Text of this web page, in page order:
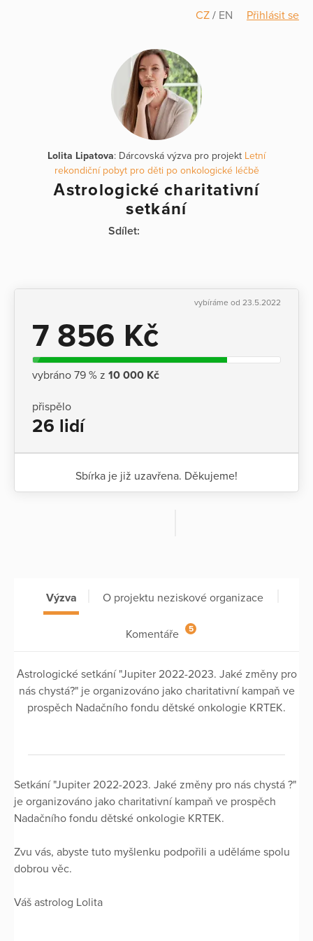
CZ / EN Přihlásit se
Lolita Lipatova: Dárcovská výzva pro projekt Letní
rekondiční pobyt pro děti po onkologické léčbě
Аstrologické charitativní
setkání
Sdílet:
vybíráme od 23.5.2022
7 856 Kč
vybráno 79 % z 10 000 Kč
přispělo
26 lidí
Sbírka je již uzavřena. Děkujeme!
Výzva O projektu neziskové organizace
Komentáře 5
Аstrologické setkání "Jupiter 2022-2023. Jaké změny pro
nás chystá?" je organizováno jako charitativní kampaň ve
prospěch Nadačního fondu dětské onkologie KRTEK.
Setkání "Jupiter 2022-2023. Jaké změny pro nás chystá ?"
je organizováno jako charitativní kampaň ve prospěch
Nadačního fondu dětské onkologie KRTEK.
Zvu vás, abyste tuto myšlenku podpořili a uděláme spolu
dobrou věc.
Váš astrolog Lolita